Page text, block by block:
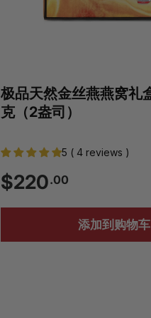
极品天然金丝燕燕窝礼
克（2盎司）
5 ( 4 reviews )
$220.00
2
2
添加到购物车